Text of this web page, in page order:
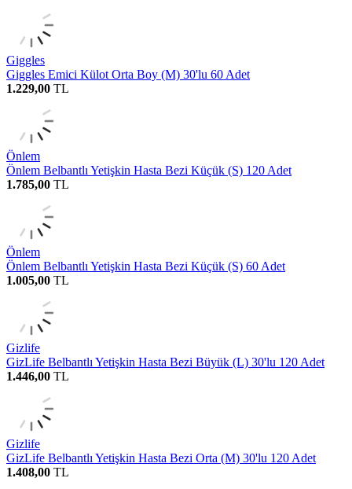
Giggles
Giggles Emici Külot Orta Boy (M) 30'lu 60 Adet
1.229,00 TL
Önlem
Önlem Belbantlı Yetişkin Hasta Bezi Küçük (S) 120 Adet
1.785,00 TL
Önlem
Önlem Belbantlı Yetişkin Hasta Bezi Küçük (S) 60 Adet
1.005,00 TL
Gizlife
GizLife Belbantlı Yetişkin Hasta Bezi Büyük (L) 30'lu 120 Adet
1.446,00 TL
Gizlife
GizLife Belbantlı Yetişkin Hasta Bezi Orta (M) 30'lu 120 Adet
1.408,00 TL